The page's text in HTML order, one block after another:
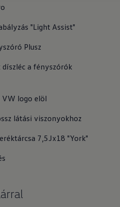
"Light Assist"
Plusz
a fényszórók
logo elöl
látási viszonyokhoz
7,5Jx18 "York"